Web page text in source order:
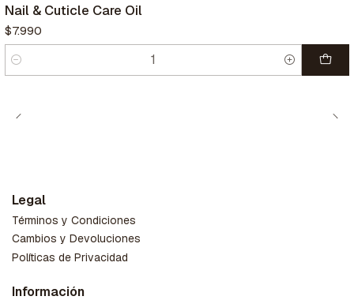
Nail & Cuticle Care Oil
$7.990
Cantidad
Legal
Términos y Condiciones
Cambios y Devoluciones
Políticas de Privacidad
Información